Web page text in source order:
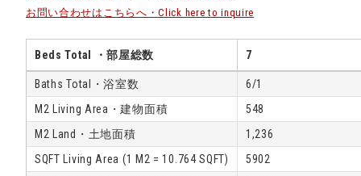
お問い合わせはこちらへ・Click here to inquire
Beds Total ・部屋総数 7
Baths Total・浴室数
6/1
M2 Living Area・建物面積
548
M2 Land・土地面積
1,236
SQFT Living Area (1 M2 = 10.764 SQFT)
5902